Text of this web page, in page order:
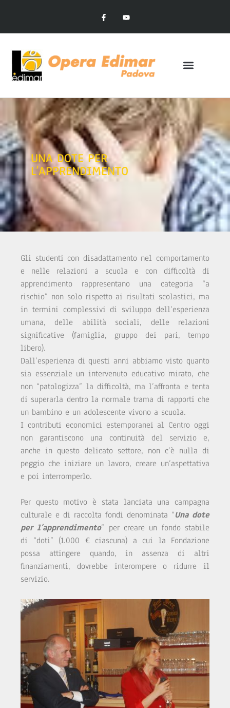
UNA DOTE PER
L’APPRENDIMENTO
Gli studenti con disadattamento nel comportamento
e nelle relazioni a scuola e con difficoltà di
apprendimento rappresentano una categoria “a
rischio” non solo rispetto ai risultati scolastici, ma
in termini complessivi di sviluppo dell’esperienza
umana, delle abilità sociali, delle relazioni
significative (famiglia, gruppo dei pari, tempo
libero).
Dall’esperienza di questi anni abbiamo visto quanto
sia essenziale un intervenuto educativo mirato, che
non “patologizza” la difficoltà, ma l’affronta e tenta
di superarla dentro la normale trama di rapporti che
un bambino e un adolescente vivono a scuola.
I contributi economici estemporanei al Centro oggi
non garantiscono una continuità del servizio e,
anche in questo delicato settore, non c’è nulla di
peggio che iniziare un lavoro, creare un’aspettativa
e poi interromperlo.
Per questo motivo è stata lanciata una campagna
culturale e di raccolta fondi denominata “Una dote
per l’apprendimento” per creare un fondo stabile
di “doti” (1.000 € ciascuna) a cui la Fondazione
possa attingere quando, in assenza di altri
finanziamenti, dovrebbe interompere o ridurre il
servizio.